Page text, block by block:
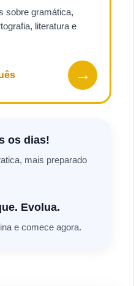
sobre gramática,
literatura e
→
os dias!
mais preparado
Evolua.
e comece agora.